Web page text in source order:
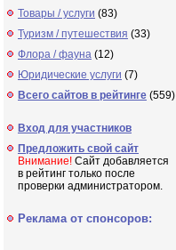
Товары / услуги (83)
Туризм / путешествия (33)
Флора / фауна (12)
Юридические услуги (7)
Всего сайтов в рейтинге (559)
Вход для участников
Предложить свой сайт
Внимание! Сайт добавляется
в рейтинг только после
проверки администратором.
Реклама от спонсоров: